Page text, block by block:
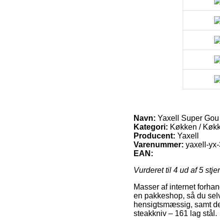
Navn: Yaxell Super
Kategori: Køkken /
Producent: Yaxell
Varenummer: yaxell-
EAN:
Vurderet til 4 ud af 5
Masser af internet
en pakkeshop, så du
hensigtsmæssig, samt
steakkniv – 161 lag stål.